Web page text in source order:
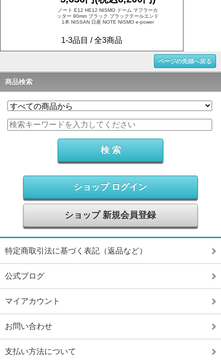
ノート E12 HE12 NISMO ドーム マフラーカ
ッター 90mm ブラック ブラックテールエンド
1本 NISSAN 日産 NOTE NISMO e-power
1-3品目 / 全3商品
ページの先頭へ戻る
商品検索
ショップ ログイン
ショップ 新規会員登録
特定商取引法に基づく表記（返品など）
公式ブログ
マイアカウント
お問い合わせ
支払い方法について